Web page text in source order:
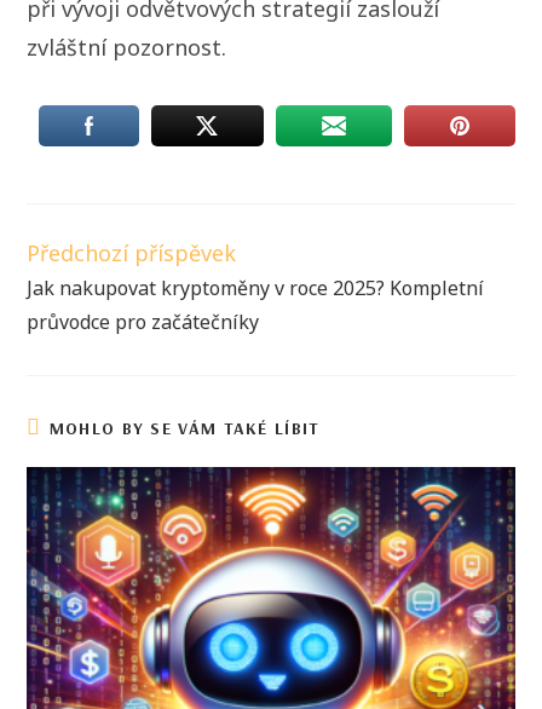
při vývoji odvětvových strategií zaslouží
zvláštní pozornost.
Předchozí příspěvek
Jak nakupovat kryptoměny v roce 2025? Kompletní
průvodce pro začátečníky
MOHLO BY SE VÁM TAKÉ LÍBIT